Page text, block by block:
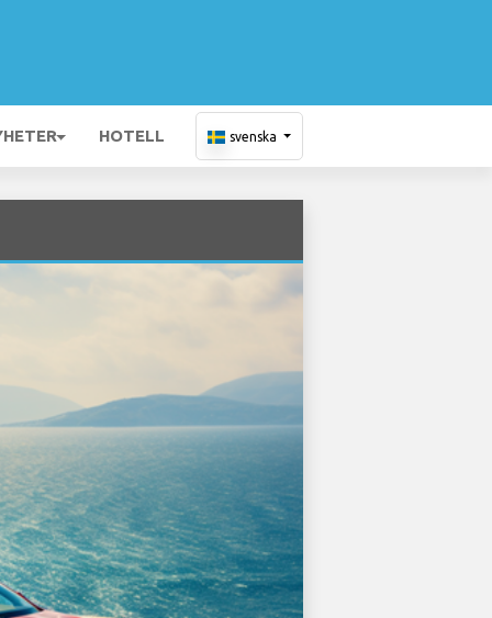
HOTELL svenska